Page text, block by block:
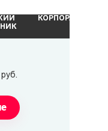
КОРПОРАТИВ
руб.